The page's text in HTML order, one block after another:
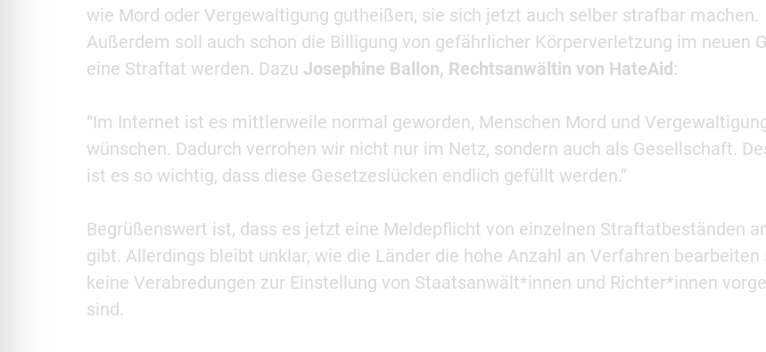
wie Mord oder Vergewaltigung gutheißen, sie sich jetzt auch selber strafbar machen.
Außerdem soll auch schon die Billigung von gefährlicher Körperverletzung im neuen
eine Straftat werden. Dazu Josephine Ballon, Rechtsanwältin von HateAid:
“Im Internet ist es mittlerweile normal geworden, Menschen Mord und
wünschen. Dadurch verrohen wir nicht nur im Netz, sondern auch als Gesellschaft.
ist es so wichtig, dass diese Gesetzeslücken endlich gefüllt werden.”
Begrüßenswert ist, dass es jetzt eine Meldepflicht von einzelnen Straftatbeständen
gibt. Allerdings bleibt unklar, wie die Länder die hohe Anzahl an Verfahren bearbeiten
keine Verabredungen zur Einstellung von Staatsanwält*innen und Richter*innen
sind.